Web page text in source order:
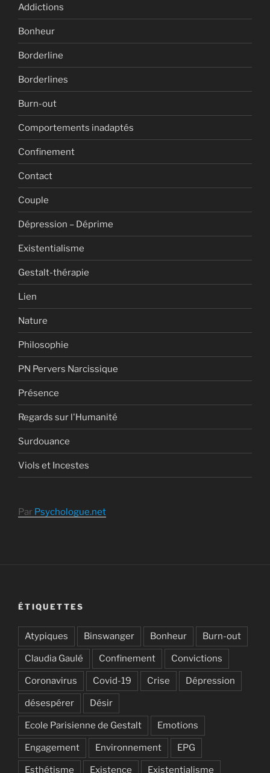
Addictions
Bonheur
Borderline
Borderlines
Burn-out
Comportements inadaptés
Confinement
Contact
Couple
Dépression – Déprime
Existentialisme
Gestalt-thérapie
Lien
Nature
Philosophie
PN Pervers Narcissique
Présence
Regards sur l'Humanité
Surdouance
Viols et Incestes
Par Psychologue.net
ÉTIQUETTES
Atypiques Binswanger Bonheur Burn-out
Claudia Gaulé Confinement Convictions
Coronavirus Covid-19 Crise Dépression
désespérer Désir
Ecole Parisienne de Gestalt Emotions
Engagement Environnement EPG
Esthétisme Existence Existentialisme